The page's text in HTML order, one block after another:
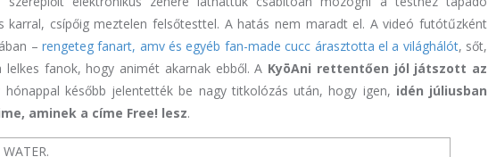
karral, csípőig meztelen felsőtesttel. A hatás nem maradt el. A videó futótűzként
– rengeteg fanart, amv és egyéb fan-made cucc árasztotta el a világhálót, sőt,
fanok, hogy animét akarnak ebből. A KyōAni rettentően jól játszott az
hónappal később jelentették be nagy titkolózás után, hogy igen, idén júliusban
aminek a címe Free! lesz.